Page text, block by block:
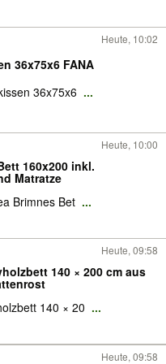
Heute, 10:02
36x75x6 FANA
36x75x6 ...
Heute, 10:00
160x200 inkl.
Matratze
Brimnes Bet ...
Heute, 09:58
140 × 200 cm aus
140 × 20 ...
Heute, 09:58